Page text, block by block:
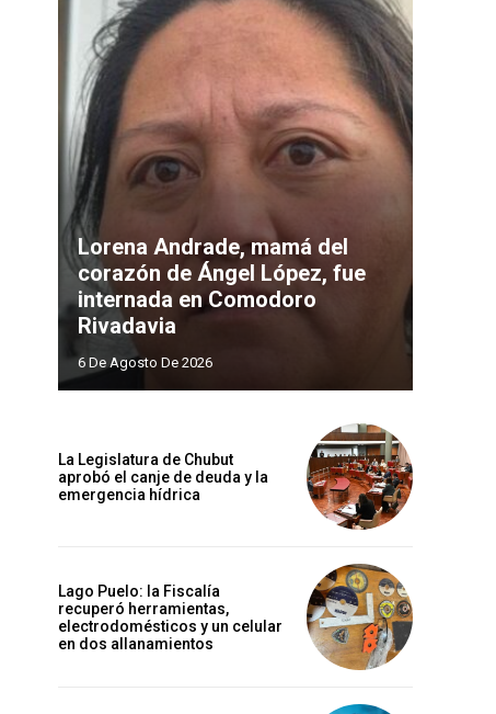
Lorena Andrade, mamá del
corazón de Ángel López, fue
internada en Comodoro
Rivadavia
6 De Agosto De 2026
La Legislatura de Chubut
aprobó el canje de deuda y la
emergencia hídrica
Lago Puelo: la Fiscalía
recuperó herramientas,
electrodomésticos y un celular
en dos allanamientos